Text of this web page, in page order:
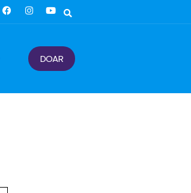
DOAR